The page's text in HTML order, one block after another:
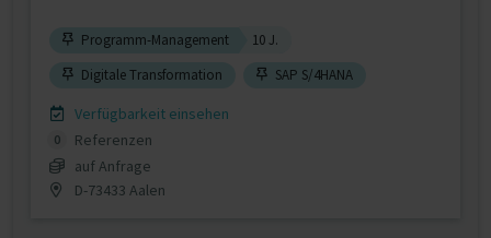
Programm-Management
10 J.
Digitale Transformation
SAP S/4HANA
Verfügbarkeit einsehen
0
Referenzen
auf Anfrage
D-73433 Aalen